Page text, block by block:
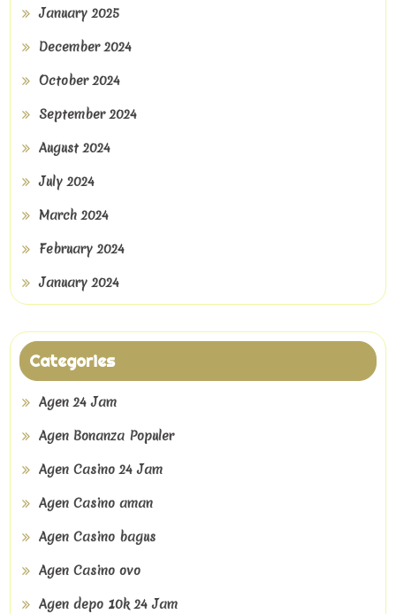
January 2025
December 2024
October 2024
September 2024
August 2024
July 2024
March 2024
February 2024
January 2024
Categories
Agen 24 Jam
Agen Bonanza Populer
Agen Casino 24 Jam
Agen Casino aman
Agen Casino bagus
Agen Casino ovo
Agen depo 10k 24 Jam